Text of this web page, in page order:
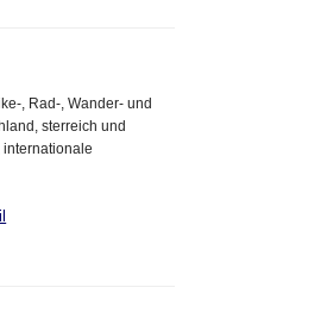
, Rad-, Wander- und
sterreich und
internationale